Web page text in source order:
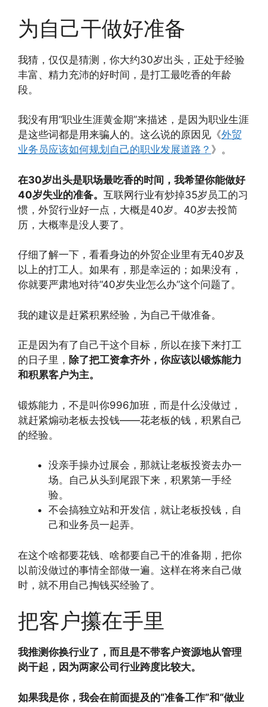
为自己干做好准备
我猜，仅仅是猜测，你大约30岁出头，正处于经验
丰富、精力充沛的好时间，是打工最吃香的年龄
段。
我没有用“职业生涯黄金期”来描述，是因为职业生涯
是这些词都是用来骗人的。这么说的原因见《外贸
业务员应该如何规划自己的职业发展道路？ 》。
在30岁出头是职场最吃香的时间，我希望你能做好
40岁失业的准备。 互联网行业有炒掉35岁员工的习
惯，外贸行业好一点，大概是40岁。40岁去投简
历，大概率是没人要了。
仔细了解一下，看看身边的外贸企业里有无40岁及
以上的打工人。如果有，那是幸运的；如果没有，
你就要严肃地对待“40岁失业怎么办”这个问题了。
我的建议是赶紧积累经验，为自己干做准备。
正是因为有了自己干这个目标，所以在接下来打工
的日子里， 除了把工资拿齐外，你应该以锻炼能力
和积累客户为主。
锻炼能力，不是叫你996加班，而是什么没做过，
就赶紧煽动老板去投钱——花老板的钱，积累自己
的经验。
没亲手操办过展会，那就让老板投资去办一
场。自己从头到尾跟下来，积累第一手经
验。
不会搞独立站和开发信，就让老板投钱，自
己和业务员一起弄。
在这个啥都要花钱、啥都要自己干的准备期，把你
以前没做过的事情全部做一遍。这样在将来自己做
时，就不用自己掏钱买经验了。
把客户攥在手里
我推测你换行业了，而且是不带客户资源地从管理
岗干起，因为两家公司行业跨度比较大。
如果我是你，我会在前面提及的“准备工作”和“做业